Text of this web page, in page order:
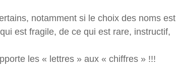
notamment si le choix des noms est
est fragile, de ce qui est rare, instructif,
les « lettres » aux « chiffres » !!!